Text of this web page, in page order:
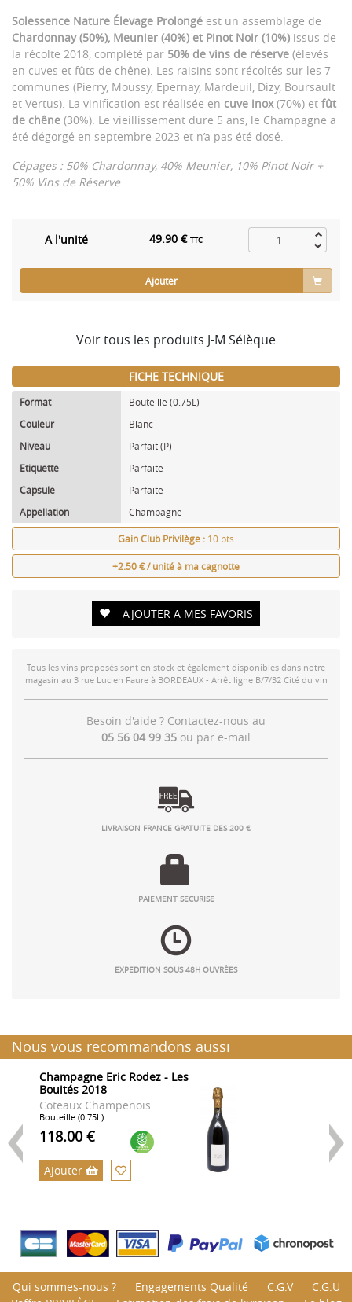
Solessence Nature Élevage Prolongé est un assemblage de
Chardonnay (50%), Meunier (40%) et Pinot Noir (10%) issus de
la récolte 2018, complété par 50% de vins de réserve (élevés
en cuves et fûts de chêne). Les raisins sont récoltés sur les 7
communes (Pierry, Moussy, Epernay, Mardeuil, Dizy, Boursault
et Vertus). La vinification est réalisée en cuve inox(70%) et fût
de chêne (30%). Le vieillissement dure 5 ans, le Champagne a
été dégorgé en septembre 2023 et n’a pas été dosé.
Cépages : 50% Chardonnay, 40% Meunier, 10% Pinot Noir +
50% Vins de Réserve
A l'unité 49.90 € TTC
Ajouter
Voir tous les produits J-M Sélèque
FICHE TECHNIQUE
Format
Bouteille (0.75L)
Couleur
Blanc
Niveau
Parfait (P)
Etiquette
Parfaite
Capsule
Parfaite
Appellation
Champagne
Gain Club Privilège : 10 pts
+2.50 € / unité à ma cagnotte
AJOUTER A MES FAVORIS
Tous les vins proposés sont en stock et également disponibles dans notre
magasin au 3 rue Lucien Faure à BORDEAUX - Arrêt ligne B/7/32 Cité du vin
Besoin d'aide ? Contactez-nous au
05 56 04 99 35 ou par e-mail
LIVRAISON FRANCE GRATUITE DES 200 €
PAIEMENT SECURISE
EXPEDITION SOUS 48H OUVRÉES
Nous vous recommandons aussi
Champagne Eric Rodez - Les
Bouités 2018
Coteaux Champenois
Bouteille (0.75L)
118.00 €
Ajouter
Qui sommes-nous ? Engagements Qualité C.G.V
C.G.U